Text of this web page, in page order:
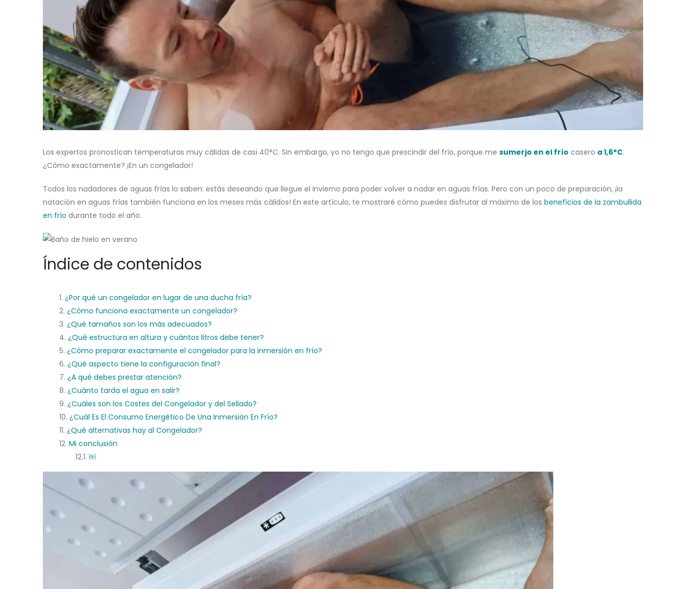
Los expertos pronostican temperaturas muy cálidas de casi 40°C. Sin embargo, yo no tengo que prescindir del frío, porque me sumerjo en el frío casero a 1,6°C.
¿Cómo exactamente? ¡En un congelador!
Todos los nadadores de aguas frías lo saben: estás deseando que llegue el invierno para poder volver a nadar en aguas frías. Pero con un poco de preparación, ¡la
natación en aguas frías también funciona en los meses más cálidos! En este artículo, te mostraré cómo puedes disfrutar al máximo de los beneficios de la zambullida
en frío durante todo el año.
Índice de contenidos
¿Por qué un congelador en lugar de una ducha fría?
¿Cómo funciona exactamente un congelador?
¿Qué tamaños son los más adecuados?
¿Qué estructura en altura y cuántos litros debe tener?
¿Cómo preparar exactamente el congelador para la inmersión en frío?
¿Qué aspecto tiene la configuración final?
¿A qué debes prestar atención?
¿Cuánto tarda el agua en salir?
¿Cuáles son los Costes del Congelador y del Sellado?
¿Cuál Es El Consumo Energético De Una Inmersión En Frío?
¿Qué alternativas hay al Congelador?
Mi conclusión
￼